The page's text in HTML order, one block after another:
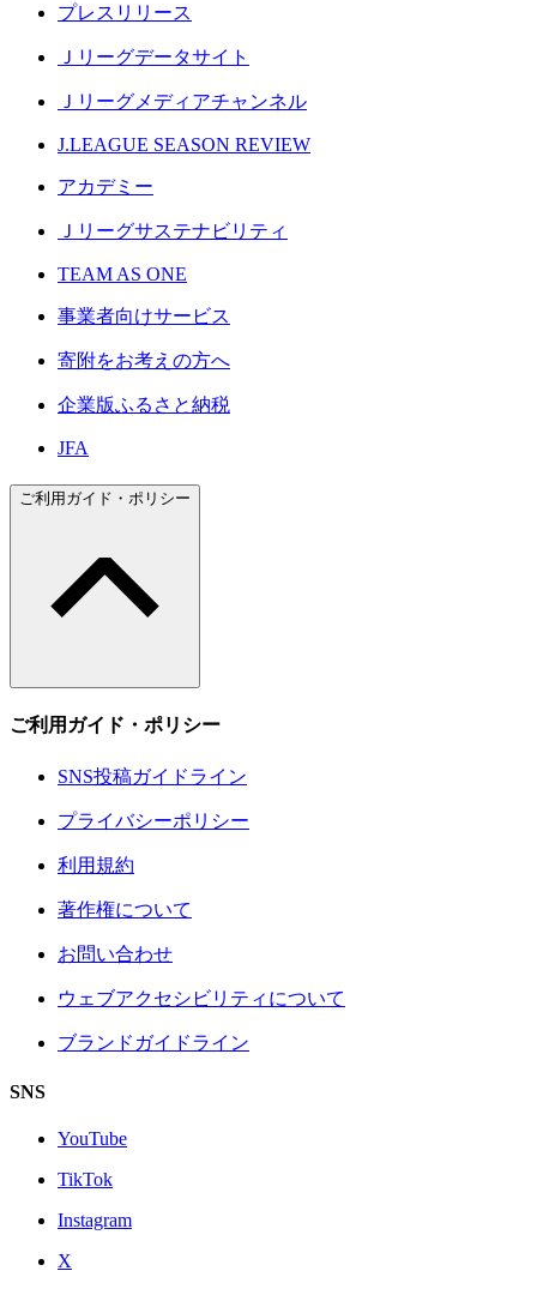
プレスリリース
Ｊリーグデータサイト
Ｊリーグメディアチャンネル
J.LEAGUE SEASON REVIEW
アカデミー
Ｊリーグサステナビリティ
TEAM AS ONE
事業者向けサービス
寄附をお考えの方へ
企業版ふるさと納税
JFA
ご利用ガイド・ポリシー
ご利用ガイド・ポリシー
SNS投稿ガイドライン
プライバシーポリシー
利用規約
著作権について
お問い合わせ
ウェブアクセシビリティについて
ブランドガイドライン
SNS
YouTube
TikTok
Instagram
X